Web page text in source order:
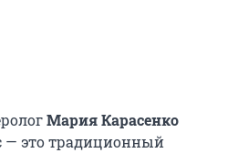
Мария Карасенко
— это традиционный